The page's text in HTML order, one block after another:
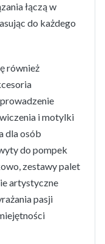
łączą w
do każdego
również
i motylki
dla osób
do pompek
zestawy palet
artystyczne
pasji